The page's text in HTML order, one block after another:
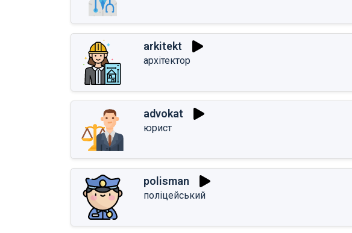
arkitekt
архітектор
advokat
юрист
polisman
поліцейський